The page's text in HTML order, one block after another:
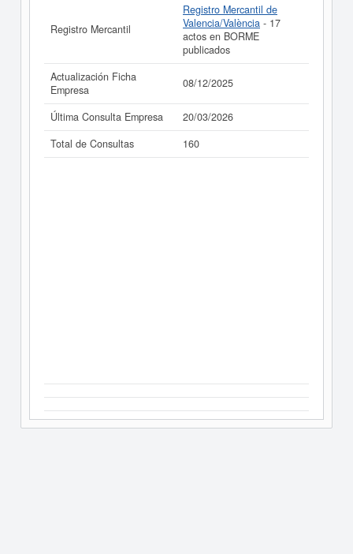
Registro Mercantil
Registro Mercantil de
Valencia/València - 17
actos en BORME
publicados
Actualización Ficha
Empresa
08/12/2025
Última Consulta Empresa
20/03/2026
Total de Consultas
160